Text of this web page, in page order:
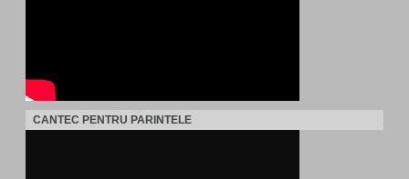
CANTEC PENTRU PARINTELE